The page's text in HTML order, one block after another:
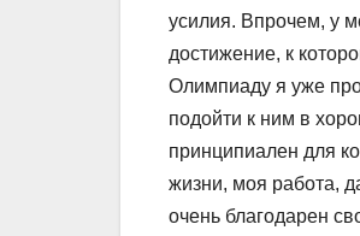
усилия. Впрочем, у
достижение, к
Олимпиаду я уже
подойти к ним в
принципиален для
жизни, моя работа,
очень благодарен